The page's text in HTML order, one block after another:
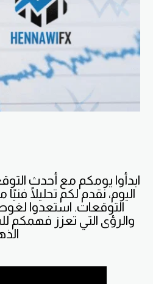
ابدأوا يومكم مع أحدث
اليوم، نقدم لكم تحليلًا
التوقعات. استعدوا
والرؤى التي تعزز فهمكم